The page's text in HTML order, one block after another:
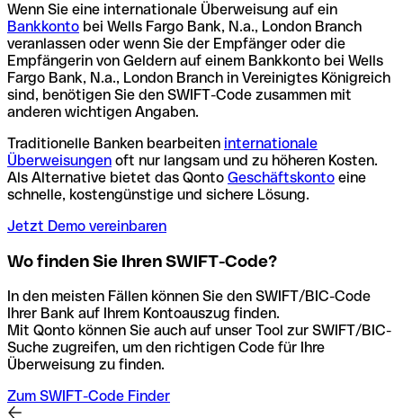
Wenn Sie eine internationale Überweisung auf ein
Bankkonto bei Wells Fargo Bank, N.a., London Branch
veranlassen oder wenn Sie der Empfänger oder die
Empfängerin von Geldern auf einem Bankkonto bei Wells
Fargo Bank, N.a., London Branch in Vereinigtes Königreich
sind, benötigen Sie den SWIFT-Code zusammen mit
anderen wichtigen Angaben.
Traditionelle Banken bearbeiten internationale
Überweisungen oft nur langsam und zu höheren Kosten.
Als Alternative bietet das Qonto Geschäftskonto eine
schnelle, kostengünstige und sichere Lösung.
Jetzt Demo vereinbaren
Wo finden Sie Ihren SWIFT-Code?
In den meisten Fällen können Sie den SWIFT/BIC-Code
Ihrer Bank auf Ihrem Kontoauszug finden.
Mit Qonto können Sie auch auf unser Tool zur SWIFT/BIC-
Suche zugreifen, um den richtigen Code für Ihre
Überweisung zu finden.
Zum SWIFT-Code Finder